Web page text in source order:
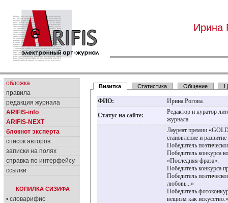
Ирина
обложка
правила
редакция журнала
ARIFIS-info
ARIFIS-NEXT
блокнот эксперта
список авторов
записки на полях
справка по интерфейсу
ссылки
КОПИЛКА СИЗИФА
• словарифис
Визитка Статистика Общение
ФИО:
Ирина Рогова
Статус на сайте:
Редактор и куратор
журнала.
Лауреат премии
становление и
Победитель
Победитель конкурса
«Последняя фраза».
Победитель конкурса
Победитель
любовь...»
Победитель
вещизм как